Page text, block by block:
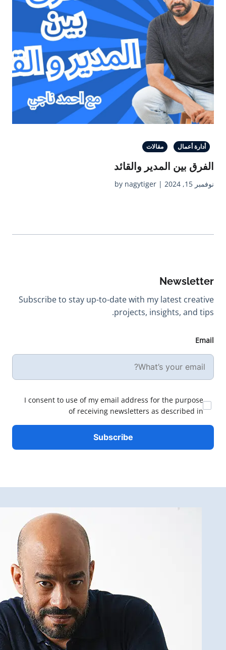
مقالات
والقائد
Subscribe to stay up-to-date with my
projects,
I consent to use of my email address for the
of receiving newsletters as